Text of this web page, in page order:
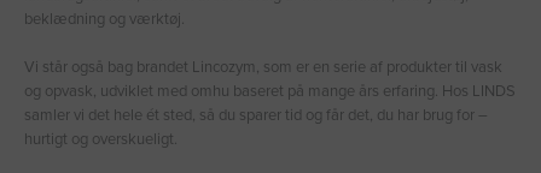
beklædning og værktøj.
Vi står også bag brandet Lincozym, som er en serie af produkter til vask
og opvask, udviklet med omhu baseret på mange års erfaring. Hos LINDS
samler vi det hele ét sted, så du sparer tid og får det, du har brug for –
hurtigt og overskueligt.